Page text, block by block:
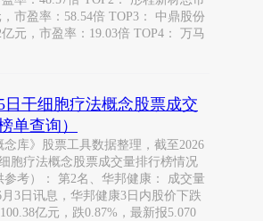
市盈率：58.54倍 TOP3： 中鼎股份
元，市盈率：19.03倍 TOP4： 万马
日干细胞疗法概念股票成交
单查询）
念库》股票工具数据整理，截至2026
胞疗法概念股票成交量排行榜情况
参考）： 第2名、华邦健康： 成交量
月3日讯息，华邦健康3日内股价下跌
亿元，跌0.87%，最新报5.070